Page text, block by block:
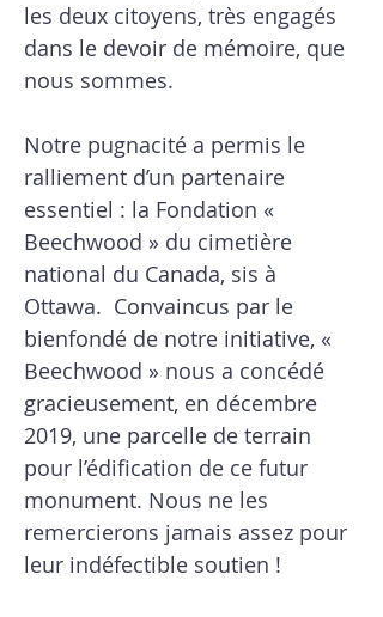
les deux citoyens, très engagés
dans le devoir de mémoire, que
nous sommes.
Notre pugnacité a permis le
ralliement d’un partenaire
essentiel : la Fondation «
Beechwood » du cimetière
national du Canada, sis à
Ottawa. Convaincus par le
bienfondé de notre initiative, «
Beechwood » nous a concédé
gracieusement, en décembre
2019, une parcelle de terrain
pour l’édification de ce futur
monument. Nous ne les
remercierons jamais assez pour
leur indéfectible soutien !